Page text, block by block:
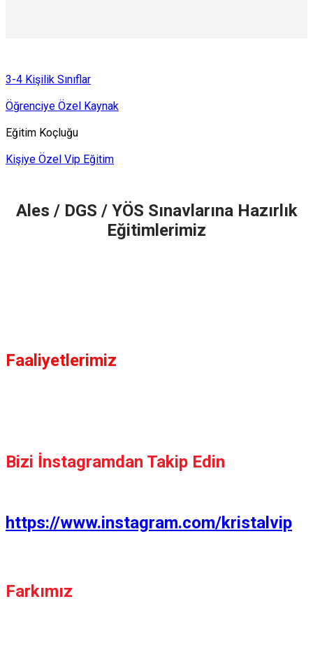
3-4 Kişilik Sınıflar
Öğrenciye Özel Kaynak
Eğitim Koçluğu
Kişiye Özel Vip Eğitim
Ales / DGS / YÖS Sınavlarına Hazırlık
Eğitimlerimiz
Faaliyetlerimiz
Bizi İnstagramdan Takip Edin
https://www.instagram.com/kristalvip
Farkımız